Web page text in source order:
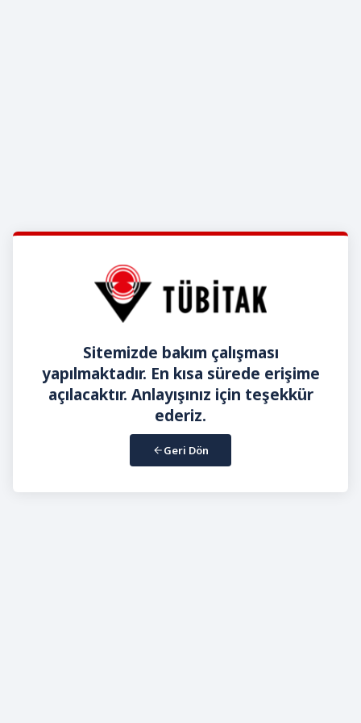
Sitemizde bakım çalışması
yapılmaktadır. En kısa sürede erişime
açılacaktır. Anlayışınız için teşekkür
ederiz.
Geri Dön